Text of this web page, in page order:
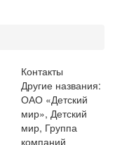
Контакты
Другие названия:
ОАО «Детский
мир», Детский
мир, Группа
компаний